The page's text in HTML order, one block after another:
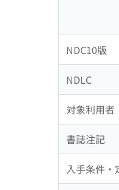
NDC10版
NDLC
対象利用者
書誌注記
入手条件・